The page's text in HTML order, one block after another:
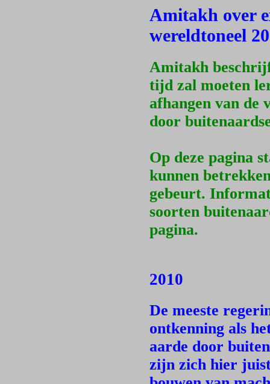
Amitakh over
wereldtoneel
Amitakh
tijd zal moeten
afhangen van de
door
Op deze pagina
kunnen
gebeurt.
soorten
pagina.
2010
De meeste
ontkenning als
aarde door
zijn zich hier